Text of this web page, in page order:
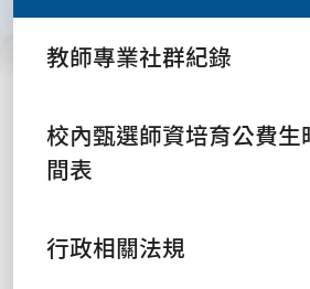
教師專業社群紀錄
校內甄選師資培育公費生
間表
行政相關法規